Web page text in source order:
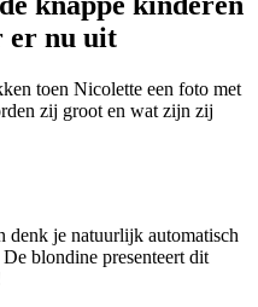
er nu uit
toen Nicolette een foto met
zij groot en wat zijn zij
denk je natuurlijk automatisch
blondine presenteert dit